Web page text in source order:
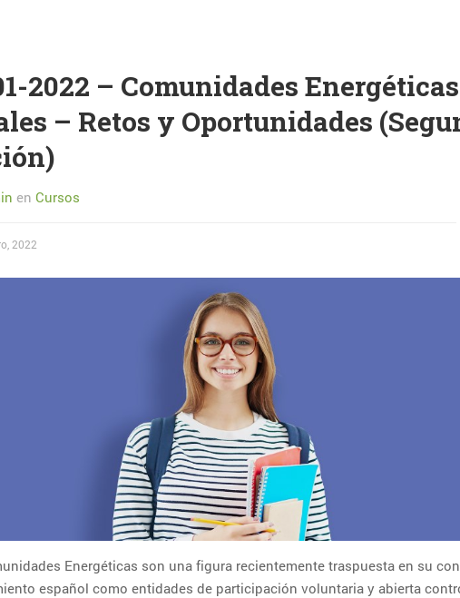
2022 – Comunidades Energéticas
– Retos y Oportunidades
en Cursos
2022
Energéticas son una figura recientemente traspuesta en su
español como entidades de participación voluntaria y abierta